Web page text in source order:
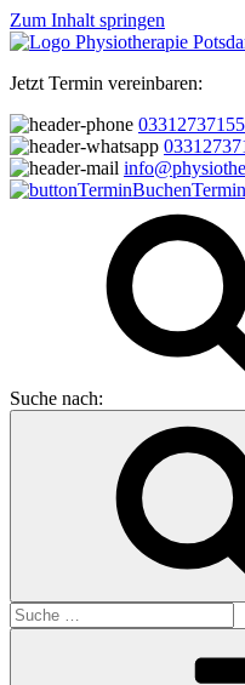
Zum Inhalt springen
Jetzt Termin vereinbaren:
Suche nach: